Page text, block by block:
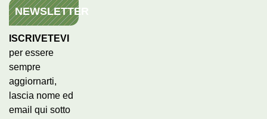
NEWSLETTER
ISCRIVETEVI
per essere
sempre
aggiornarti,
lascia nome ed
email qui sotto